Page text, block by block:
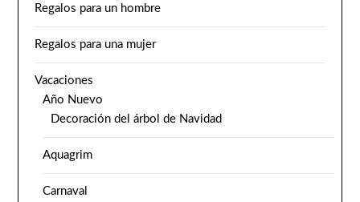
Regalos para un hombre
Regalos para una mujer
Vacaciones
Año Nuevo
Decoración del árbol de Navidad
Aquagrim
Carnaval